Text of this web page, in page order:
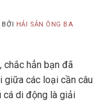
BỞI HẢI SẢN ÔNG BA
chắc hẳn bạn đã
giữa các loại cần câu
cá di động là giải